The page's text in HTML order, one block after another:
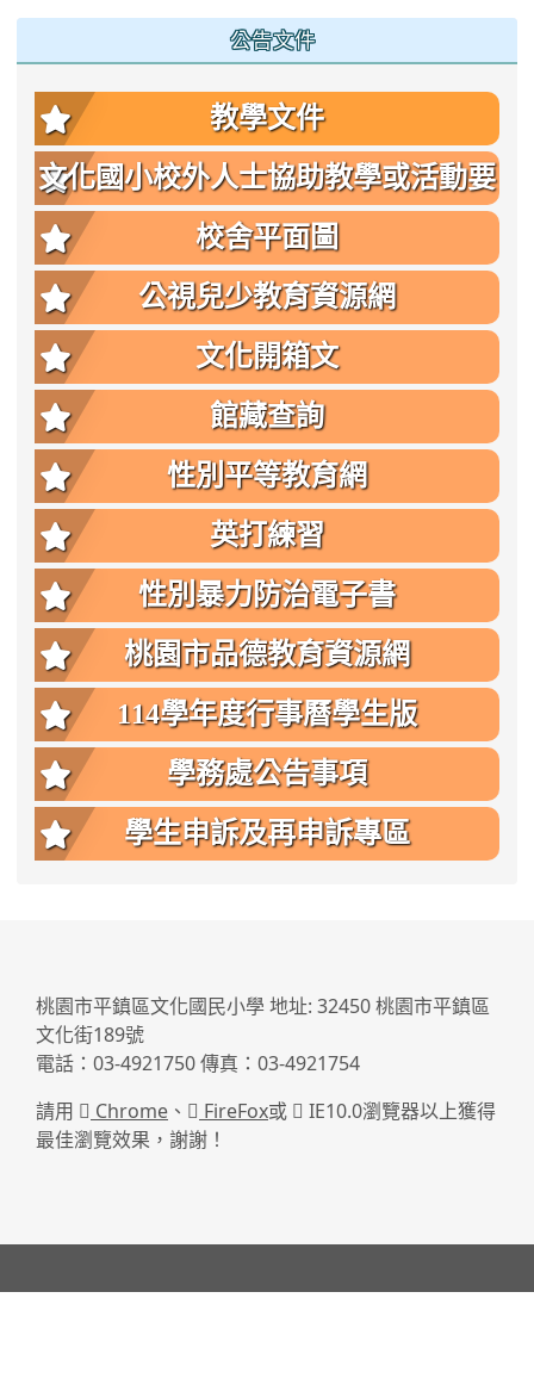
公告文件
教學文件
文化國小校外人士協助教學或活動要
點
校舍平面圖
公視兒少教育資源網
文化開箱文
館藏查詢
性別平等教育網
英打練習
性別暴力防治電子書
桃園市品德教育資源網
114學年度行事曆學生版
學務處公告事項
學生申訴及再申訴專區
桃園市平鎮區文化國民小學 地址: 32450 桃園市平鎮區
文化街189號
電話：03-4921750 傳真：03-4921754
請用
Chrome 、 FireFox或
IE10.0瀏覽器以上獲得
最佳瀏覽效果，謝謝！